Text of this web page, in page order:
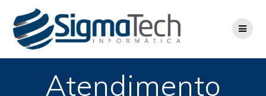
to
content
Atendimento